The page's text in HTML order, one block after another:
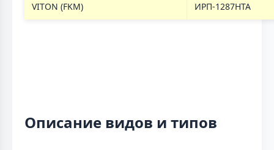
VITON (FKM) ИРП-1287НТА
Описание видов и типов